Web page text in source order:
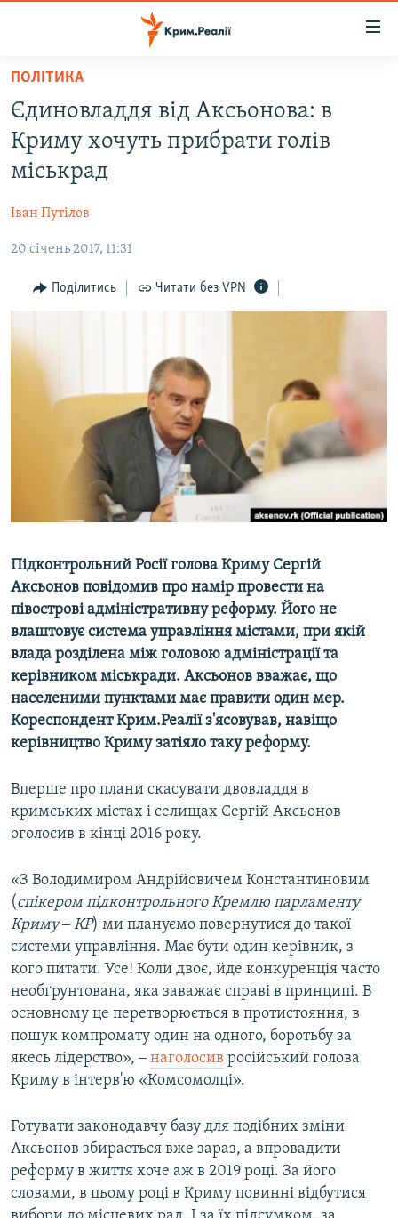
Перейти
основного
матеріалу
Перейти
до
основної
навігації
Перейти
пошуку
ВОДА.КРИМ
ВІДЕО ТА ФОТО
БЛОГИ
ПОГЛЯД
ІНТЕРВ'Ю
СПЕЦПРОЕКТИ
ВІДЕОУРОКИ «ELIFBE»
СВІДЧЕННЯ ОКУПАЦІЇ
УКРАЇНСЬКА ПРОБЛЕМА КРИМУ
ЯК ОБІЙТИ БЛОКУВАННЯ
Qırımtatar
Усі сайти RFE/RL
ПОЛІТИКА
Єдиновладдя від Аксьонова: в
Криму хочуть прибрати голів
міськрад
Іван Путілов
20 січень 2017, 11:31
Поділитись Читати без VPN
Підконтрольний Росії голова Криму Сергій
Аксьонов повідомив про намір провести на
півострові адміністративну реформу. Його не
влаштовує система управління містами, при якій
влада розділена між головою адміністрації та
керівником міськради. Аксьонов вважає, що
населеними пунктами має правити один мер.
Кореспондент Крим.Реалії з'ясовував, навіщо
керівництво Криму затіяло таку реформу.
Вперше про плани скасувати двовладдя в
кримських містах і селищах Сергій Аксьонов
оголосив в кінці 2016 року.
«З Володимиром Андрійовичем Константиновим
(спікером підконтрольного Кремлю парламенту
Криму ‒ КР) ми плануємо повернутися до такої
системи управління. Має бути один керівник, з
кого питати. Усе! Коли двоє, йде конкуренція часто
необґрунтована, яка заважає справі в принципі. В
основному це перетворюється в протистояння, в
пошук компромату один на одного, боротьбу за
якесь лідерство», ‒наголосив російський голова
Криму в інтерв'ю «Комсомолці».
Готувати законодавчу базу для подібних зміни
Аксьонов збирається вже зараз, а впровадити
реформу в життя хоче аж в 2019 році. За його
словами, в цьому році в Криму повинні відбутися